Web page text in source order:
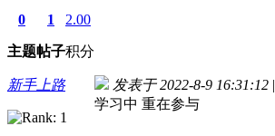
0
主题
1
帖子
2.00
积分
新手上路 发表于 2022-8-9 16:31:12 |
学习中 重在参与